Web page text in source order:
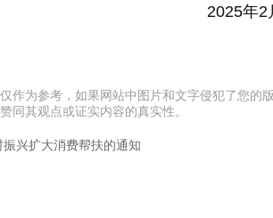
2025年2
作为参考，如果网站中图片和文字侵犯了您的版
同其观点或证实内容的真实性。
兴扩大消费帮扶的通知